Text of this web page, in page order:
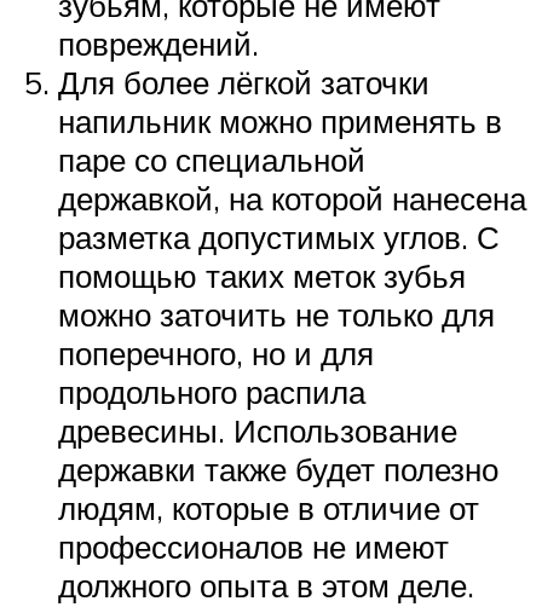
повреждений.
Для более лёгкой заточки
напильник можно применять в
паре со специальной
державкой, на которой нанесена
разметка допустимых углов. С
помощью таких меток зубья
можно заточить не только для
поперечного, но и для
продольного распила
древесины. Использование
державки также будет полезно
людям, которые в отличие от
профессионалов не имеют
должного опыта в этом деле.